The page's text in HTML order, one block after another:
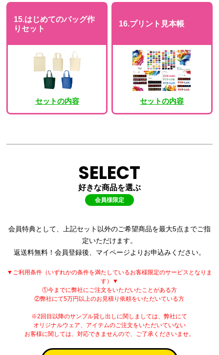
15.はじめてのバッグ作
りセット
セットの内容
16.プリント見本帳
セットの内容
SELECT
好きな商品を選ぶ
会員様限定
会員特典として、上記セット以外のご希望商品を最大5点までご指
定いただけます。
返送料無料！会員登録後、マイページよりお申込みください。
▼ご利用条件（いずれかの条件を満たしているお客様限定のサービスとなりま
す）▼
①今までに弊社にご注文をいただいたことがある方
②弊社にて5万円以上のお見積り依頼をいただいている方
※2回目以降のサンプル貸し出しに関しましては、弊社にて
オリジナルウェア、アイテムのご注文をいただいていない
お客様に関しては、対応できませんので、ご了承くださいませ。